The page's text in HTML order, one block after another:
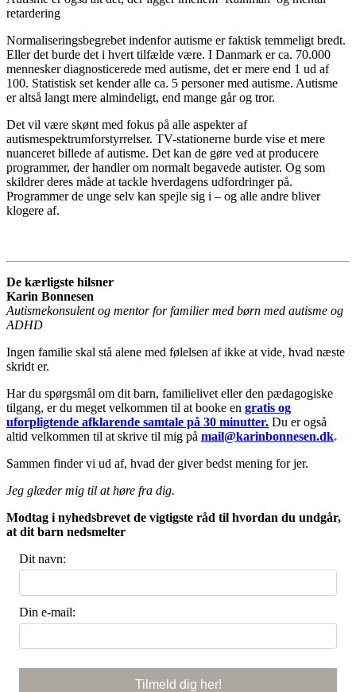
retardering
Normaliseringsbegrebet indenfor autisme er faktisk temmeligt bredt.
Eller det burde det i hvert tilfælde være. I Danmark er ca. 70.000
mennesker diagnosticerede med autisme, det er mere end 1 ud af
100. Statistisk set kender alle ca. 5 personer med autisme. Autisme
er altså langt mere almindeligt, end mange går og tror.
Det vil være skønt med fokus på alle aspekter af
autismespektrumforstyrrelser. TV-stationerne burde vise et mere
nuanceret billede af autisme. Det kan de gøre ved at producere
programmer, der handler om normalt begavede autister. Og som
skildrer deres måde at tackle hverdagens udfordringer på.
Programmer de unge selv kan spejle sig i – og alle andre bliver
klogere af.
De kærligste hilsner
Karin Bonnesen
Autismekonsulent og mentor for familier med børn med autisme og
ADHD
Ingen familie skal stå alene med følelsen af ikke at vide, hvad næste
skridt er.
Har du spørgsmål om dit barn, familielivet eller den pædagogiske
tilgang, er du meget velkommen til at booke en gratis og
uforpligtende afklarende samtale på 30 minutter. Du er også
altid velkommen til at skrive til mig på mail@karinbonnesen.dk.
Sammen finder vi ud af, hvad der giver bedst mening for jer.
Jeg glæder mig til at høre fra dig.
Modtag i nyhedsbrevet de vigtigste råd til hvordan du undgår,
at dit barn nedsmelter
Dit navn:
Din e-mail: